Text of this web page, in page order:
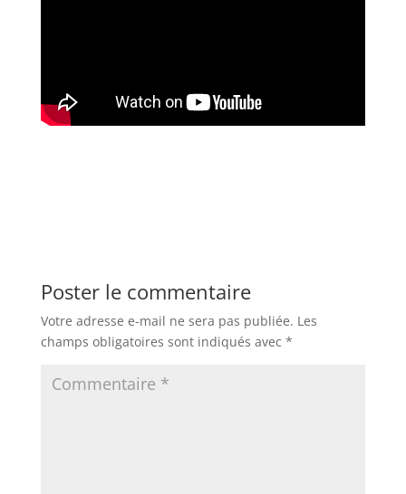
Poster le commentaire
Votre adresse e-mail ne sera pas publiée. Les
champs obligatoires sont indiqués avec *